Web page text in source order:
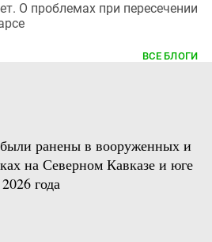
О проблемах при пересечении
ВСЕ БЛОГИ
ранены в вооруженных и
на Северном Кавказе и юге
года